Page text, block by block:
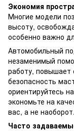
Экономия
Многие модели
высоту,
особенно важно
Автомобильный
незаменимый
работу, повышает
безопасность
ориентируйтесь
экономьте на
вас, а не наоборот.
Часто